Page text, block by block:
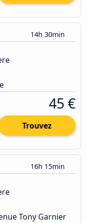
14h 30min
45 €
Trouvez
16h 15min
Tony Garnier